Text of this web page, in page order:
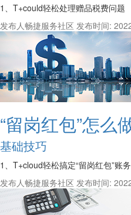
1、T+could轻松处理赠品税费问题
发布人畅捷服务社区 发布时间:
“留岗红包”怎么
基础技巧
1、T+cloud轻松搞定“留岗红包”账
发布人畅捷服务社区 发布时间: